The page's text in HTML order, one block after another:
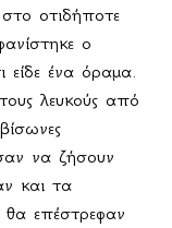
οτιδήποτε
ο
είδε ένα όραμα
λευκούς από
να ζήσουν
και τα
επέστρεφαν